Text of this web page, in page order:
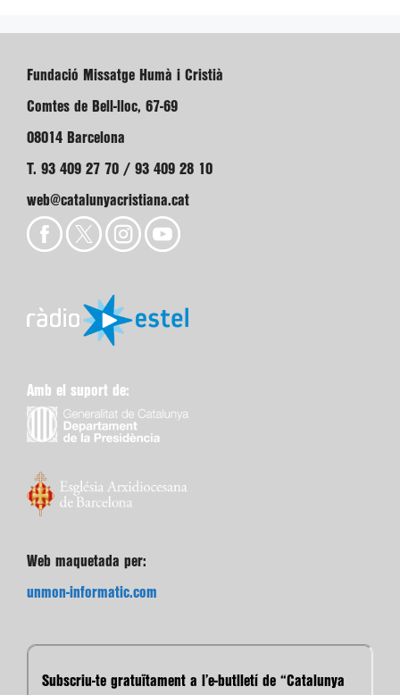
Fundació Missatge Humà i Cristià
Comtes de Bell-lloc, 67-69
08014 Barcelona
T. 93 409 27 70 / 93 409 28 10
web@catalunyacristiana.cat
Amb el suport de:
Web maquetada per:
unmon-informatic.com
Subscriu-te gratuïtament a l’e-butlletí de “Catalunya